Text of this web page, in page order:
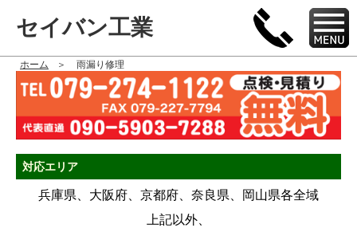
セイバン工業
ホーム 雨漏り修理
対応エリア
兵庫県、大阪府、京都府、奈良県、岡山県各全域
上記以外、